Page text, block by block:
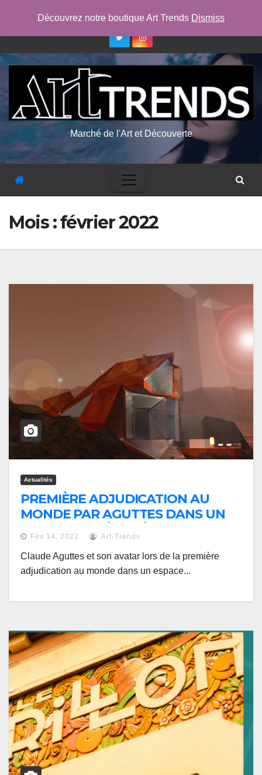
ven. Août 7th, 2026 10:36:00 PM
Marché de l'Art et Découverte
Mois :février 2022
Actualités
PREMIÈRE ADJUDICATION AU
MONDE PAR AGUTTES DANS UN
ESPACE DE RÉALITÉ VIRTUELLE
(MÉTAVERS) CONCU PAR ARTATAK
Fév 14, 2022 Art-Trends
Claude Aguttes et son avatar lors de la première
adjudication au monde dans un espace...
Découvrez notre boutique Art Trends Dismiss